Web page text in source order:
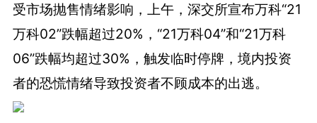
受市场抛售情绪影响，上午，深交所宣布万科“21
万科02”跌幅超过20%，“21万科04”和“21万科
06”跌幅均超过30%，触发临时停牌，境内投资
者的恐慌情绪导致投资者不顾成本的出逃。